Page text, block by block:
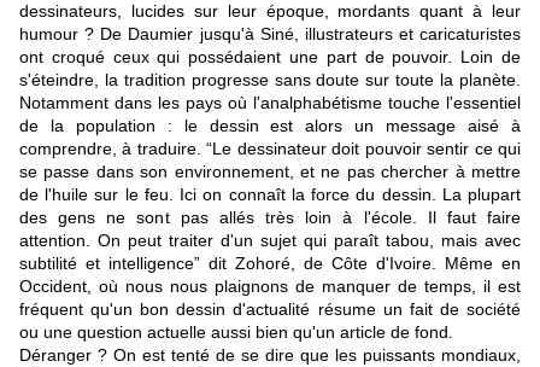
dessinateurs, lucides sur leur époque, mordants quant à leur
humour ? De Daumier jusqu'à Siné, illustrateurs et caricaturistes
ont croqué ceux qui possédaient une part de pouvoir. Loin de
s'éteindre, la tradition progresse sans doute sur toute la planète.
Notamment dans les pays où l'analphabétisme touche l'essentiel
de la population : le dessin est alors un message aisé à
comprendre, à traduire. “Le dessinateur doit pouvoir sentir ce qui
se passe dans son environnement, et ne pas chercher à mettre
de l'huile sur le feu. Ici on connaît la force du dessin. La plupart
des gens ne sont pas allés très loin à l'école. Il faut faire
attention. On peut traiter d'un sujet qui paraît tabou, mais avec
subtilité et intelligence” dit Zohoré, de Côte d'Ivoire. Même en
Occident, où nous nous plaignons de manquer de temps, il est
fréquent qu'un bon dessin d'actualité résume un fait de société
ou une question actuelle aussi bien qu'un article de fond.
Déranger ? On est tenté de se dire que les puissants mondiaux,